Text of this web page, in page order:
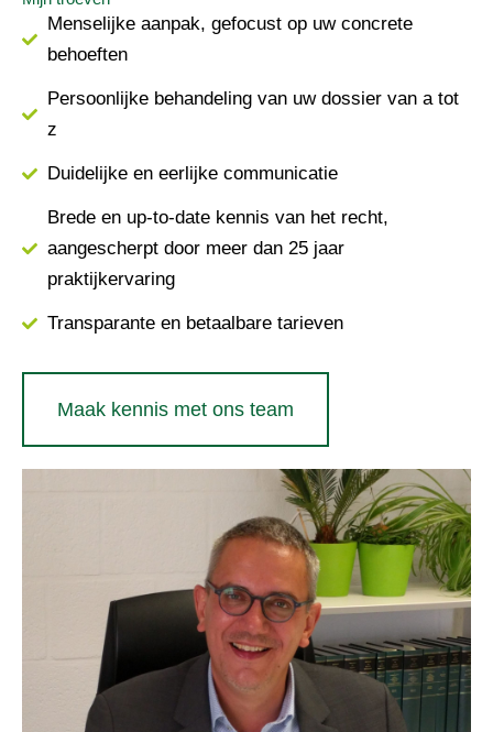
Menselijke aanpak, gefocust op uw concrete
behoeften
Persoonlijke behandeling van uw dossier van a tot
z
Duidelijke en eerlijke communicatie
Brede en up-to-date kennis van het recht,
aangescherpt door meer dan 25 jaar
praktijkervaring
Transparante en betaalbare tarieven
Maak kennis met ons team